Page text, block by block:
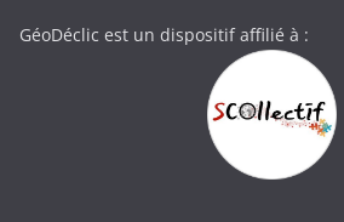
GéoDéclic est un dispositif affilié à :